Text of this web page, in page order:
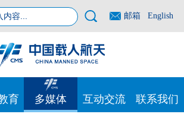
邮箱 English
育 多媒体 互动交流 联系我们